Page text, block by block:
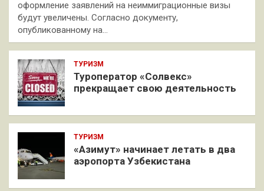
оформление заявлений на неиммиграционные визы
будут увеличены. Согласно документу,
опубликованному на…
ТУРИЗМ
Туроператор «Солвекс»
прекращает свою деятельность
ТУРИЗМ
«Азимут» начинает летать в два
аэропорта Узбекистана